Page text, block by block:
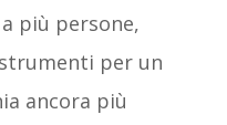
più persone,
per un
ancora più